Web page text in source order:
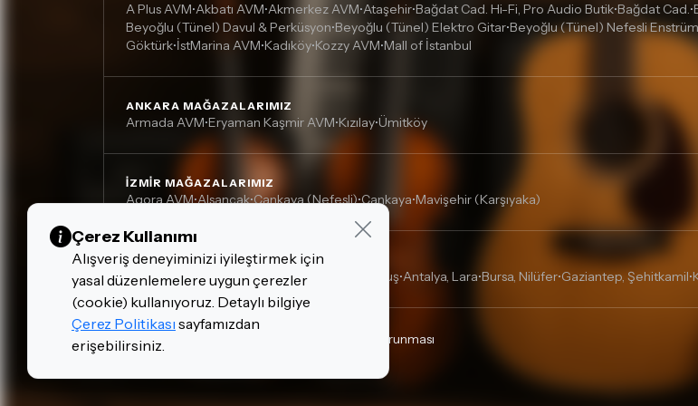
A Plus AVM•Akbatı AVM•Akmerkez AVM•Ataşehir•Bağdat Cad. Hi-Fi, Pro Audio Butik•Bağdat Cad.•
Beyoğlu (Tünel) Davul & Perküsyon•Beyoğlu (Tünel) Elektro Gitar•Beyoğlu (Tünel) Nefesli
Göktürk•İstMarina AVM•Kadıköy•Kozzy AVM•Mall of İstanbul
ANKARA MAĞAZALARIMIZ
Armada AVM•Eryaman Kaşmir AVM•Kızılay•Ümitköy
İZMIR MAĞAZALARIMIZ
Agora AVM•Alsancak•Çankaya (Nefesli)•Çankaya•Mavişehir (Karşıyaka)
DIĞER MAĞAZALARIMIZ
Adana, Çukurova - Turgut Özal• Adana, Kurtuluş•Antalya, Lara•Bursa, Nilüfer•Gaziantep, Şehitkamil•
Gizlilik Politikası Kişisel Verilerin Korunması
Çerez Kullanımı
Alışveriş deneyiminizi iyileştirmek için
yasal düzenlemelere uygun çerezler
(cookie) kullanıyoruz. Detaylı bilgiye
Çerez Politikası sayfamızdan
erişebilirsiniz.